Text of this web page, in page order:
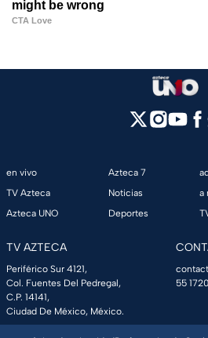
en vivo
TV Azteca
Azteca UNO
Azteca 7
Noticias
Deportes
a
TV AZTECA
Periférico Sur 4121,
Col. Fuentes Del Pedregal,
C.P. 14141,
Ciudad De México, México.
55